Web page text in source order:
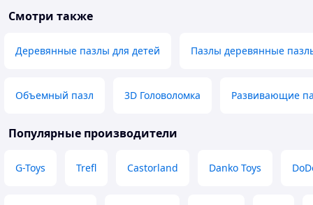
Смотри также
Деревянные пазлы для детей Пазлы деревянные
Объемный пазл 3D Головоломка Развивающие
Популярные производители
G-Toys Trefl Castorland Danko Toys